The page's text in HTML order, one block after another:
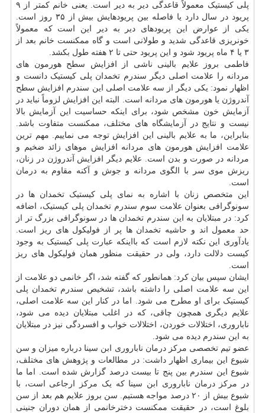
پلی کیستیک معمولاً قاعدگی دیر به دیر است. یعنی خانم کمتر از ۹
پریود در سال دارد یا فاصله بین پریودهایش بیش از ۳۵ روز است.
یکی از عوارض این پریودهای دیر به دیر این است که معمولاً
خونریزی قاعدگی شدید و طولانی است و گاه ممکنست خانم بعد از
۳ یا ۴ ماه پریود شود و این پریود حتی تا ۲ هفته طول بکشد.
فاطمی بروز علایم بالینی ناشی از افزایش سطح هورمون های
مردانه را علامت اصلی دیگر سندرم تخمدان پلی کیستیک دانست و
اظهار نمود: یکی دیگر از سه علامت اصلی این سندرم افزایش سطح
آندروژن یا هورمون های مردانه است. البته این افزایش لزوماً نباید در
آزمایش خون مشخص شود، برای اینکه حساسیت این آزمایش بالا
نیست و نتایج در آزمایشگاه های مختلف، ممکنست متفاوت باشد.
بنابراین، ما به علایم بالینی این افزایش توجه می نماییم. مهم ترین
علامت افزایش هورمون های مردانه افزایش موهای زائد ضخیم و
مردانه در صورت و بدن است. علایم دیگر افزایش آندروژن در زنان،
ریزش موی سر با الگوی مردانه و جوش و آکنه مقاوم به درمان
است.
این متخصص زنان با اشاره به نمای پلی کیستیک تخمدان ها در
سونوگرافی بعنوان علامت سوم سندرم تخمدان پلی کیستیک، اضافه
کرد: در مبتلایان به این سندرم تخمدان ها در سونوگرافی بزرگ تر از
حد معمول اند و حاشیه تخمدان ها پر از فولیکول های ریز است.
یادآوری این نکته لازم است که بااینکه عبارت پلی کیستیک به وجود
کیست دلالت دارد، ولی در حقیقت منظور همان فولیکول های ریز
است.
ایشان سپس بیان کرد: همانطور که گفته شد، اگر خانمی دو علامت از
این سه علامت اصلی را داشته باشد، تشخیص سندرم تخمدان پلی
کیستیک برای او مطرح می شود. اما در کنار این سه علامت اصلی،
علایم دیگری همچون چاقی، که در اغلب مبتلایان دیده می شود،
ناباروری، اختلالات خوردن، اختلالات خواب و افسردگی نیز در مبتلایان
به این سندرم دیده می شود.
عضو تیم تخصصی مرکز درمان ناباروری ابن سینا درباره میزان و سن
شیوع این بیماری اظهار داشت: در مطالعات و پژوهش های مختلف،
شیوع این سندرم بین پنج تا بیست درصد گزارش شده است. اما ما
در مرکز درمان ناباروری ابن سینا که یک مرکز ارجاعی است، با
شیوع بیش از ۲۰ درصد مواجه هستیم. سن بروز علایم هم بعد از سن
بلوغ است، در حقیقت ممکنست دخترخانمی از همان دوران جنینی